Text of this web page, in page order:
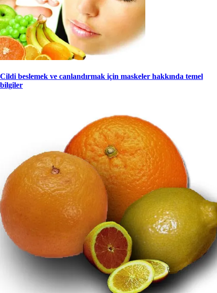
Cildi beslemek ve canlandırmak için maskeler hakkında temel
bilgiler